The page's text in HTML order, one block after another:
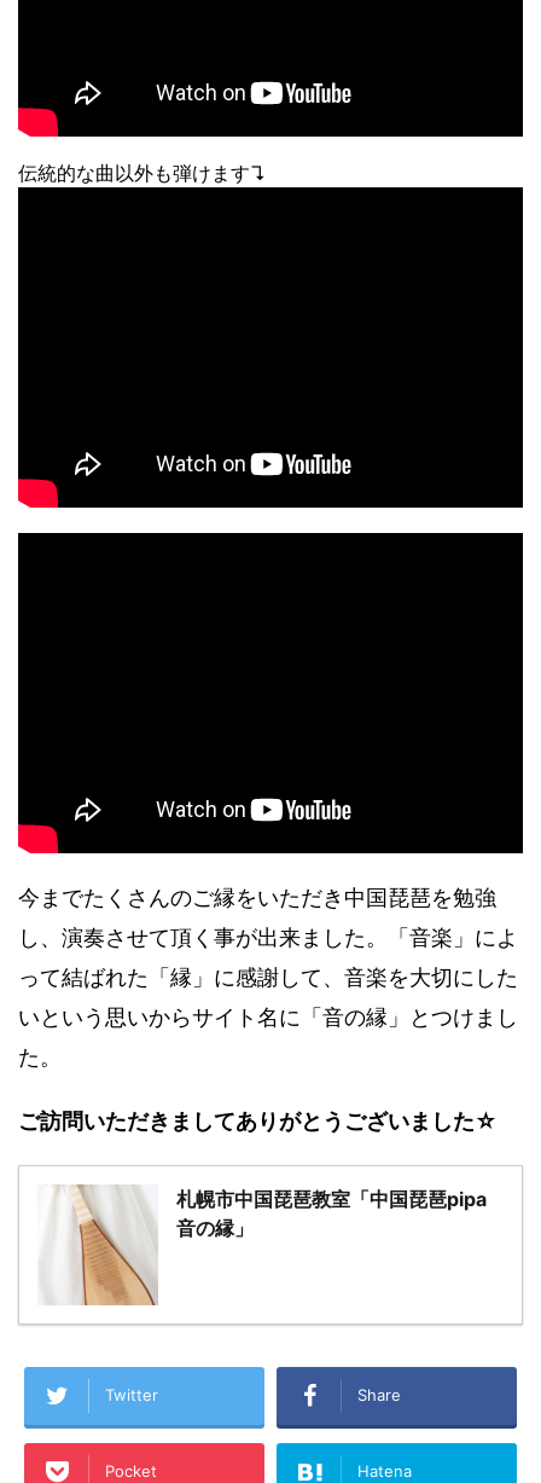
伝統的な曲以外も弾けます↴
今までたくさんのご縁をいただき中国琵琶を勉強
し、演奏させて頂く事が出来ました。「音楽」によ
って結ばれた「縁」に感謝して、音楽を大切にした
いという思いからサイト名に「音の縁」とつけまし
た。
ご訪問いただきましてありがとうございました☆
札幌市中国琵琶教室「中国琵琶pipa
音の縁」
Twitter Share
Pocket Hatena